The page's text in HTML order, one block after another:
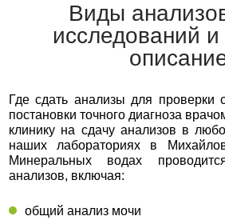
Виды
исследований и
Где сдать анализы для проверки
постановки точного диагноза
клинику на сдачу анализов в
наших лабораториях в
Минеральных водах
анализов, включая:
общий анализ мочи